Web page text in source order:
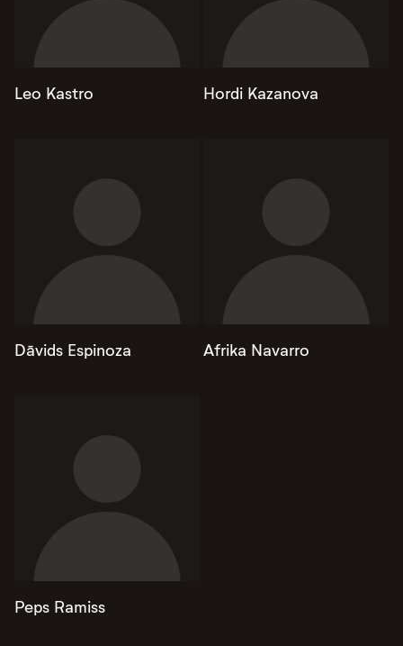
Leo Kastro Hordi Kazanova
Dāvids Espinoza Afrika Navarro
Peps Ramiss